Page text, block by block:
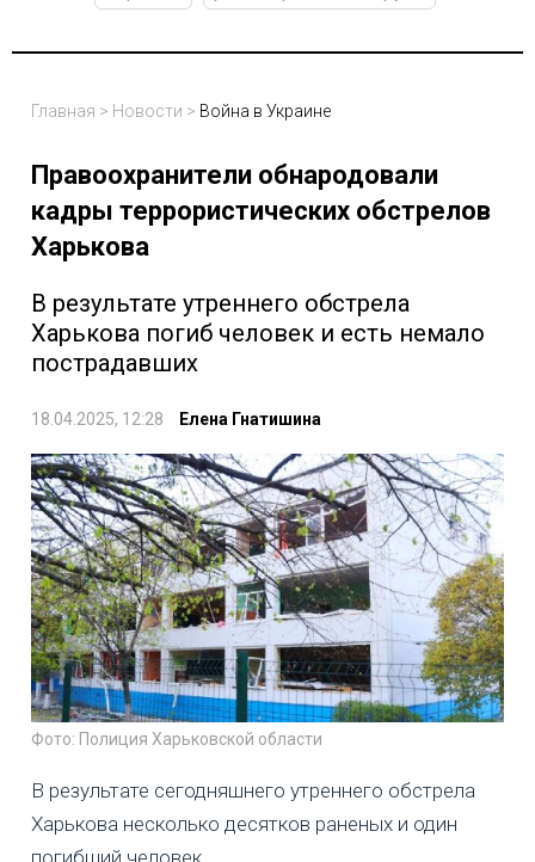
Главная > Новости > Война в Украине
Правоохранители обнародовали
кадры террористических обстрелов
Харькова
В результате утреннего обстрела
Харькова погиб человек и есть немало
пострадавших
18.04.2025, 12:28 Елена Гнатишина
Фото: Полиция Харьковской области
В результате сегодняшнего утреннего обстрела
Харькова несколько десятков раненых и один
погибший человек.